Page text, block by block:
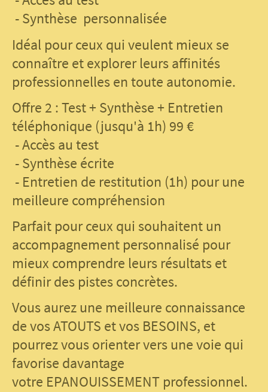
- Synthèse personnalisée
Idéal pour ceux qui veulent mieux se
connaître et explorer leurs affinités
professionnelles en toute autonomie.
Offre 2 : Test + Synthèse + Entretien
téléphonique (jusqu'à 1h) 99 €
- Accès au test
- Synthèse écrite
- Entretien de restitution (1h) pour une
meilleure compréhension
Parfait pour ceux qui souhaitent un
accompagnement personnalisé pour
mieux comprendre leurs résultats et
définir des pistes concrètes.
Vous aurez une meilleure connaissance
de vos ATOUTS et vos BESOINS, et
pourrez vous orienter vers une voie qui
favorise davantage
votre EPANOUISSEMENT professionnel.